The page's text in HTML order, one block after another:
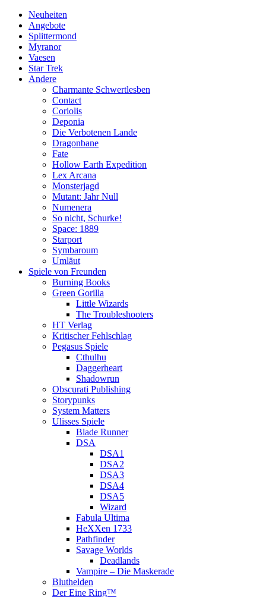
Neuheiten
Angebote
Splittermond
Myranor
Vaesen
Star Trek
Andere
Charmante Schwertlesben
Contact
Coriolis
Deponia
Die Verbotenen Lande
Dragonbane
Fate
Hollow Earth Expedition
Lex Arcana
Monsterjagd
Mutant: Jahr Null
Numenera
So nicht, Schurke!
Space: 1889
Starport
Symbaroum
Umläut
Spiele von Freunden
Burning Books
Green Gorilla
Little Wizards
The Troubleshooters
HT Verlag
Kritischer Fehlschlag
Pegasus Spiele
Cthulhu
Daggerheart
Shadowrun
Obscurati Publishing
Storypunks
System Matters
Ulisses Spiele
Blade Runner
DSA
DSA1
DSA2
DSA3
DSA4
DSA5
Wizard
Fabula Ultima
HeXXen 1733
Pathfinder
Savage Worlds
Deadlands
Vampire – Die Maskerade
Bluthelden
Der Eine Ring™